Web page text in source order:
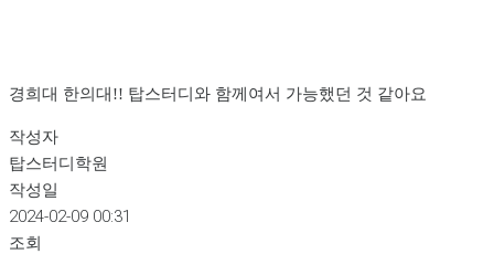
경희대 한의대!! 탑스터디와 함께여서 가능했던 것 같아요
작성자
탑스터디학원
작성일
2024-02-09 00:31
조회